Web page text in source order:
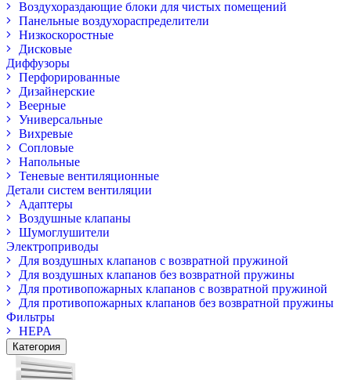
Воздухораздающие блоки для чистых помещений
Панельные воздухораспределители
Низкоскоростные
Дисковые
Диффузоры
Перфорированные
Дизайнерские
Веерные
Универсальные
Вихревые
Сопловые
Напольные
Теневые вентиляционные
Детали систем вентиляции
Адаптеры
Воздушные клапаны
Шумоглушители
Электроприводы
Для воздушных клапанов с возвратной пружиной
Для воздушных клапанов без возвратной пружины
Для противопожарных клапанов с возвратной пружиной
Для противопожарных клапанов без возвратной пружины
Фильтры
HEPA
Категория